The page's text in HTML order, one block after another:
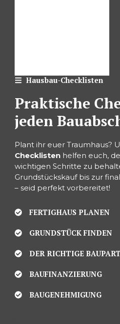
Hausbau-Checklisten
Praktische
jeden
Plant ihr euer Traumhaus?
Checklisten helfen euch,
wichtigen Schritte zu
Grundstückskauf bis zur
– seid perfekt vorbereitet!
FERTIGHAUS PLANEN
GRUNDSTÜCK FINDEN
DER RICHTIGE
BAUFINANZIERUNG
BAUGENEHMIGUNG